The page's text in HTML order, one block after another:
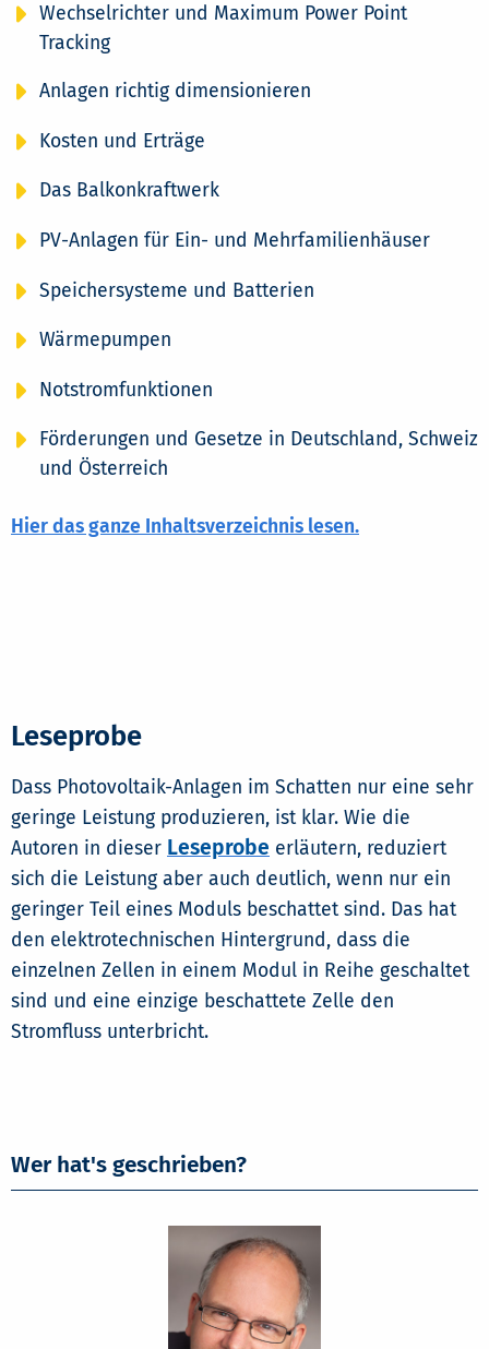
Wechselrichter und Maximum Power Point
Tracking
Anlagen richtig dimensionieren
Kosten und Erträge
Das Balkonkraftwerk
PV-Anlagen für Ein- und Mehrfamilienhäuser
Speichersysteme und Batterien
Wärmepumpen
Notstromfunktionen
Förderungen und Gesetze in Deutschland, Schweiz
und Österreich
Hier das ganze Inhaltsverzeichnis lesen.
Leseprobe
Dass Photovoltaik-Anlagen im Schatten nur eine sehr
geringe Leistung produzieren, ist klar. Wie die
Autoren in dieser Leseprobe erläutern, reduziert
sich die Leistung aber auch deutlich, wenn nur ein
geringer Teil eines Moduls beschattet sind. Das hat
den elektrotechnischen Hintergrund, dass die
einzelnen Zellen in einem Modul in Reihe geschaltet
sind und eine einzige beschattete Zelle den
Stromfluss unterbricht.
Wer hat's geschrieben?